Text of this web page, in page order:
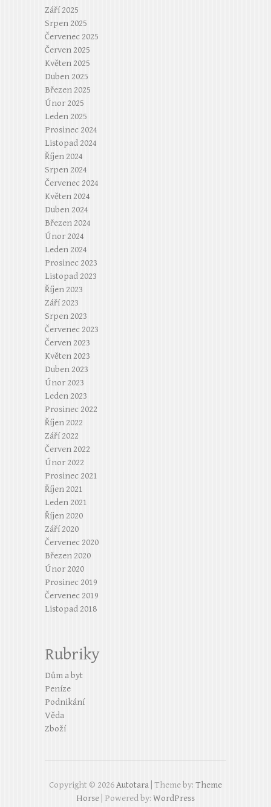
Září 2025
Srpen 2025
Červenec 2025
Červen 2025
Květen 2025
Duben 2025
Březen 2025
Únor 2025
Leden 2025
Prosinec 2024
Listopad 2024
Říjen 2024
Srpen 2024
Červenec 2024
Květen 2024
Duben 2024
Březen 2024
Únor 2024
Leden 2024
Prosinec 2023
Listopad 2023
Říjen 2023
Září 2023
Srpen 2023
Červenec 2023
Červen 2023
Květen 2023
Duben 2023
Únor 2023
Leden 2023
Prosinec 2022
Říjen 2022
Září 2022
Červen 2022
Únor 2022
Prosinec 2021
Říjen 2021
Leden 2021
Říjen 2020
Září 2020
Červenec 2020
Březen 2020
Únor 2020
Prosinec 2019
Červenec 2019
Listopad 2018
Rubriky
Dům a byt
Peníze
Podnikání
Věda
Zboží
Copyright © 2026Autotara | Theme by: Theme
Horse | Powered by: WordPress